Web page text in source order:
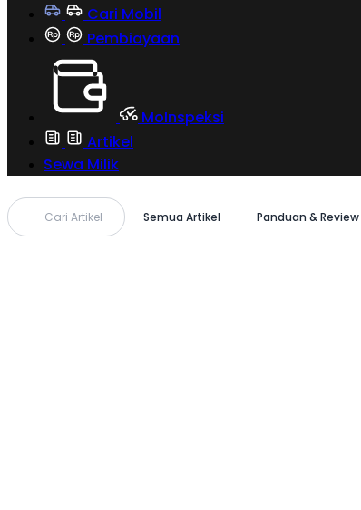
Cari Mobil
Pembiayaan
MoInspeksi
Artikel
Sewa Milik
Cari Artikel Semua Artikel Panduan & Review